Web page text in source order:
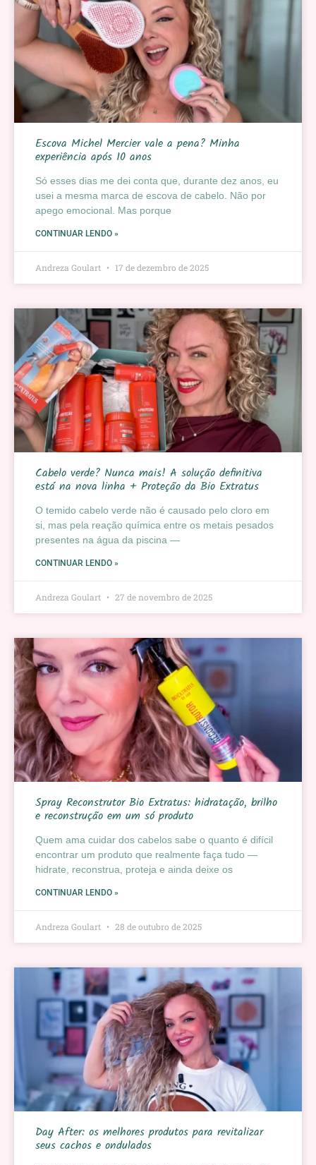
Escova Michel Mercier vale a pena? Minha
experiência após 10 anos
Só esses dias me dei conta que, durante dez anos, eu
usei a mesma marca de escova de cabelo. Não por
apego emocional. Mas porque
CONTINUAR LENDO »
Andreza Goulart 17 de dezembro de 2025
Cabelo verde? Nunca mais! A solução definitiva
está na nova linha + Proteção da Bio Extratus
O temido cabelo verde não é causado pelo cloro em
si, mas pela reação química entre os metais pesados
presentes na água da piscina —
CONTINUAR LENDO »
Andreza Goulart 27 de novembro de 2025
Spray Reconstrutor Bio Extratus: hidratação, brilho
e reconstrução em um só produto
Quem ama cuidar dos cabelos sabe o quanto é difícil
encontrar um produto que realmente faça tudo —
hidrate, reconstrua, proteja e ainda deixe os
CONTINUAR LENDO »
Andreza Goulart 28 de outubro de 2025
Day After: os melhores produtos para revitalizar
seus cachos e ondulados